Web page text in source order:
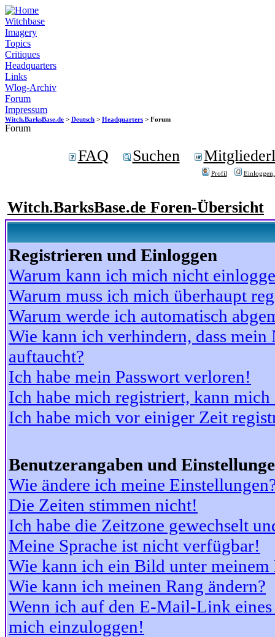
Witchbase
Imagery
Topics
Critiques
Headquarters
Links
Wlog-Archiv
Forum
Impressum
Witch.BarksBase.de > Deutsch > Headquarters > Forum
Forum
FAQ Suchen
Profil
Witch.BarksBase.de Foren-Übersicht
Registrieren und Einloggen
Warum kann ich mich nicht
Warum muss ich mich überhaupt
Warum werde ich automatisch
Wie kann ich verhindern, dass
auftaucht?
Ich habe mein Passwort verloren!
Ich habe mich registriert, kann
Ich habe mich vor einiger Zeit
Benutzerangaben und
Wie ändere ich meine
Die Zeiten stimmen nicht!
Ich habe die Zeitzone gewechselt
Meine Sprache ist nicht verfügbar!
Wie kann ich ein Bild unter meinem
Wie kann ich meinen Rang ändern?
Wenn ich auf den E-Mail-Link
mich einzuloggen!